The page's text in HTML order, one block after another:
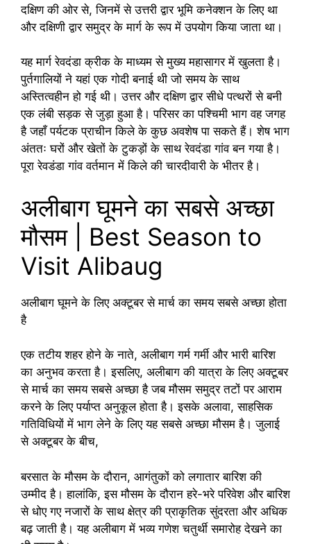
दक्षिण की ओर से, जिनमें से उत्तरी द्वार भूमि कनेक्शन के लिए था
और दक्षिणी द्वार समुद्र के मार्ग के रूप में उपयोग किया जाता था।
यह मार्ग रेवदंडा क्रीक के माध्यम से मुख्य महासागर में खुलता है।
पुर्तगालियों ने यहां एक गोदी बनाई थी जो समय के साथ
अस्तित्वहीन हो गई थी। उत्तर और दक्षिण द्वार सीधे पत्थरों से बनी
एक लंबी सड़क से जुड़ा हुआ है। परिसर का पश्चिमी भाग वह जगह
है जहाँ पर्यटक प्राचीन किले के कुछ अवशेष पा सकते हैं। शेष भाग
अंततः घरों और खेतों के टुकड़ों के साथ रेवदंडा गांव बन गया है।
पूरा रेवडंडा गांव वर्तमान में किले की चारदीवारी के भीतर है।
अलीबाग घूमने का सबसे अच्छा
मौसम | Best Season to
Visit Alibaug
अलीबाग घूमने के लिए अक्टूबर से मार्च का समय सबसे अच्छा होता
है
एक तटीय शहर होने के नाते, अलीबाग गर्म गर्मी और भारी बारिश
का अनुभव करता है। इसलिए, अलीबाग की यात्रा के लिए अक्टूबर
से मार्च का समय सबसे अच्छा है जब मौसम समुद्र तटों पर आराम
करने के लिए पर्याप्त अनुकूल होता है। इसके अलावा, साहसिक
गतिविधियों में भाग लेने के लिए यह सबसे अच्छा मौसम है। जुलाई
से अक्टूबर के बीच,
बरसात के मौसम के दौरान, आगंतुकों को लगातार बारिश की
उम्मीद है। हालांकि, इस मौसम के दौरान हरे-भरे परिवेश और बारिश
से धोए गए नजारों के साथ क्षेत्र की प्राकृतिक सुंदरता और अधिक
बढ़ जाती है। यह अलीबाग में भव्य गणेश चतुर्थी समारोह देखने का